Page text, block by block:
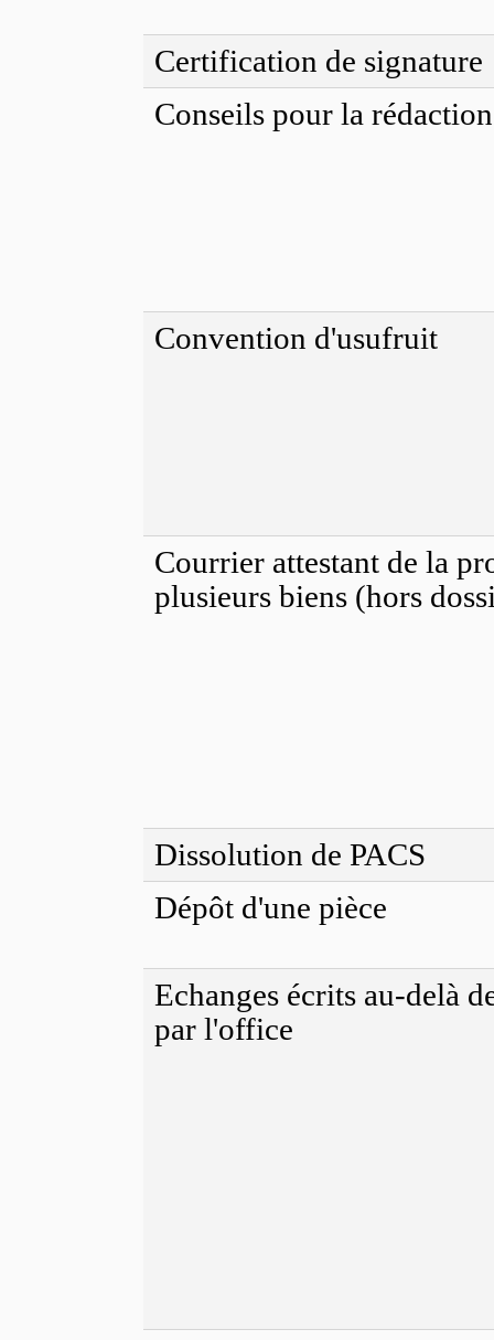
Certification de signature
Conseils pour la
Convention d'usufruit
Courrier attestant de la
plusieurs biens (hors
Dissolution de PACS
Dépôt d'une pièce
Echanges écrits au-delà
par l'office